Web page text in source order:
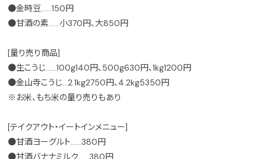
●金時豆……150円
●甘酒の素……小370円、大850円
[量り売り商品]
●生こうじ……100g140円、500g630円、1kg1200円
●金山寺こうじ…2.1kg2750円、4.2kg5350円
※お米、もち米の量り売りもあり
[テイクアウト・イートインメニュー]
●甘酒ヨーグルト……380円
●甘酒バナナミルク……380円